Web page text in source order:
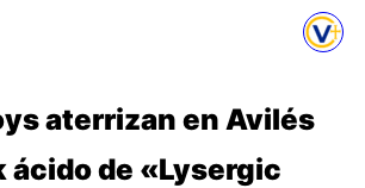
aterrizan en Avilés
ácido de «Lysergic